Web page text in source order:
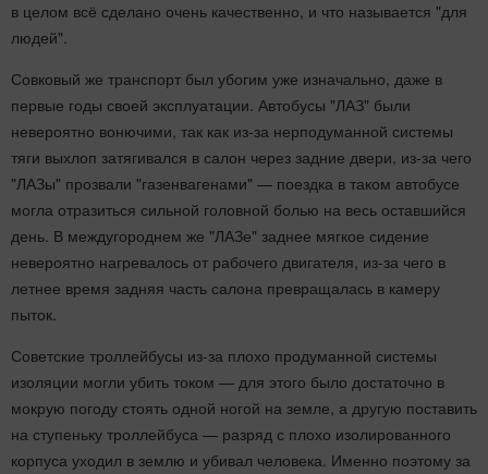
в целом всё сделано очень качественно, и что называется "для
людей".
Совковый же транспорт был убогим уже изначально, даже в
первые годы своей эксплуатации. Автобусы "ЛАЗ" были
невероятно вонючими, так как из-за нерподуманной системы
тяги выхлоп затягивался в салон через задние двери, из-за чего
"ЛАЗы" прозвали "газенвагенами" — поездка в таком автобусе
могла отразиться сильной головной болью на весь оставшийся
день. В междугороднем же "ЛАЗе" заднее мягкое сидение
невероятно нагревалось от рабочего двигателя, из-за чего в
летнее время задняя часть салона превращалась в камеру
пыток.
Советские троллейбусы из-за плохо продуманной системы
изоляции могли убить током — для этого было достаточно в
мокрую погоду стоять одной ногой на земле, а другую поставить
на ступеньку троллейбуса — разряд с плохо изолированного
корпуса уходил в землю и убивал человека. Именно поэтому за